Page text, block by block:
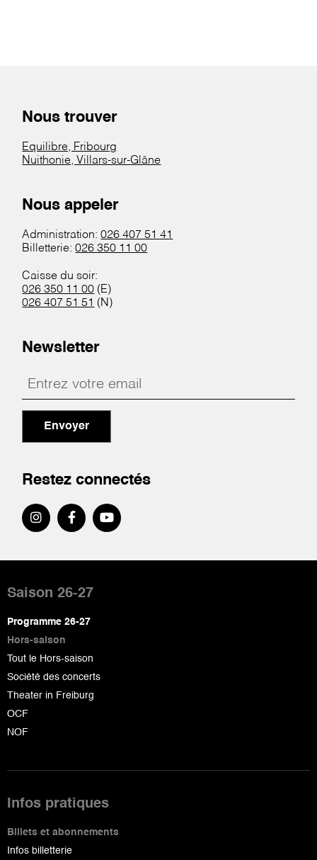
Nous trouver
Equilibre, Fribourg
Nuithonie, Villars-sur-Glâne
Nous appeler
Administration:026 407 51 41
Billetterie:026 350 11 00
Caisse du soir:
026 350 11 00 (E)
026 407 51 51 (N)
Newsletter
Envoyer
Restez connectés
de
page
Saison 26-27
Programme 26-27
Hors-saison
Tout le Hors-saison
Société des concerts
Theater in Freiburg
OCF
NOF
Infos pratiques
Billets et abonnements
Infos billetterie